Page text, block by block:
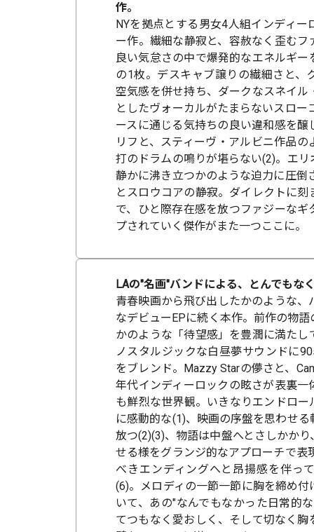
作。
NYを拠点とする男女4人組インディ
ー作。繊細な静寂と、容赦なく歪むフ
良い気怠さの中で爆発的なエネルギ
の1枚。デスキャブ譲りの繊細さと、
空気感を併せ持ち、ダークなスネイル
としたヴォーカルがたまらないスロー
ースに通じる気持ちの良い違和感を醸
リフと、スティーヴ・アルビニ作品
打のドラムの鳴りが堪らない(2)。エ
静かに沸き立つかのような迫力に圧倒
とスロウコアの静寂。ダイレクトに
で、ひと際存在感を放つファジーなギ
プされていく傑作がまた一つここに。
LAの"名画"バンドによる、とんでもな
青春映画から飛び出したかのような、
なデビューEPに続く本作。前作の物
かのような「待望感」を豊潤に満たし
ノスタルジックな白昼夢サウンドに
をブレンド。Mazzy Starの儚さと、
年代インディーロックの眩さが表裏一
も鮮烈な世界観。いきなりエンドロー
に感動的な(1)、映画の序盤を思わせ
放つ(2)(3)、物語は中盤へとさしかか
せる様をグランジ的なアプローチで表
べきエンディングへと昂揚感を伴っ
(6)。メロディの一節一節に胸を締め
いて、あの"なんでもなかった日常的
てつもなく愛おしく、そして切なく胸